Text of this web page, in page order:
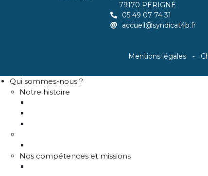
79170 PÉRIGNÉ
05 49 07 74 31
accueil@syndicat4b.fr
Mentions légales
Qui sommes-nous ?
Notre histoire
Nos compétences et missions